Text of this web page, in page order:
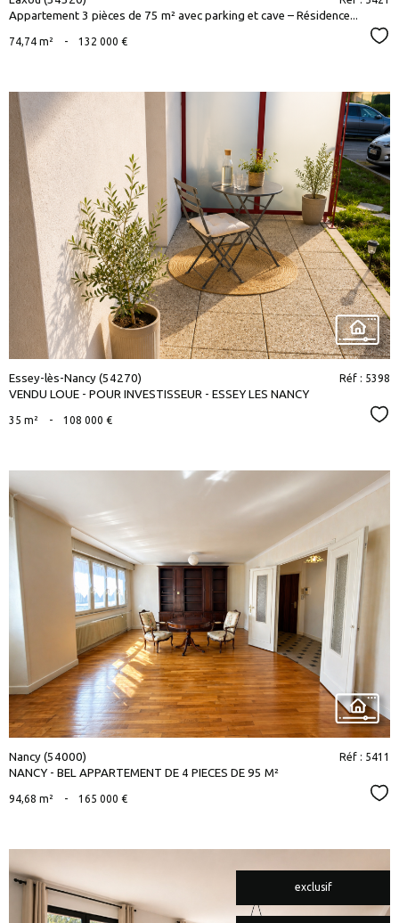
Appartement 3 pièces de 75 m² avec parking et cave – Résidence...
74,74 m² - 132 000 €
voir le
bien
Essey-lès-Nancy (54270)
VENDU LOUE - POUR INVESTISSEUR - ESSEY LES NANCY
Réf : 5398
35 m² - 108 000 €
voir le
bien
Nancy (54000)
NANCY - BEL APPARTEMENT DE 4 PIECES DE 95 M²
Réf : 5411
94,68 m² - 165 000 €
exclusif